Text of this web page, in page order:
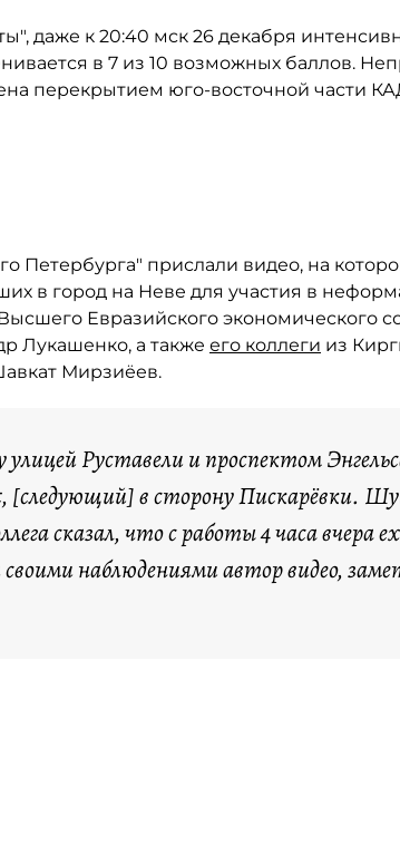
даже к 20:40 мск 26 декабря
в 7 из 10 возможных баллов.
перекрытием юго-восточной части
Петербурга" прислали видео, на
в город на Неве для участия в
Евразийского экономического
Лукашенко, а также его коллеги из
Мирзиёев.
Руставели и проспектом
в сторону Пискарёвки.
сказал, что с работы 4 часа вчера
своими наблюдениями автор видео,